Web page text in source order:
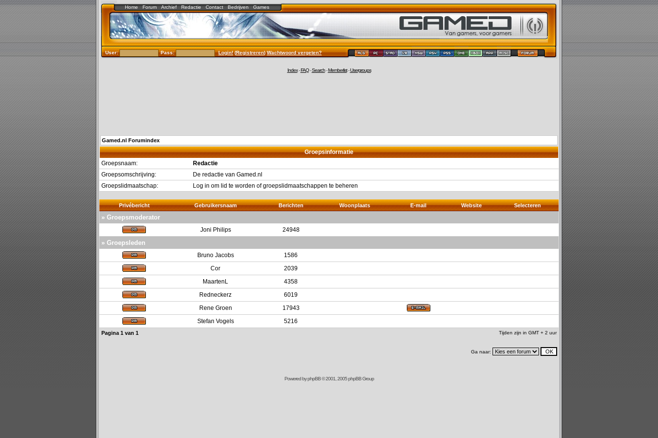
Home Forum Archief Redactie Contact Bedrijven Games
User: Pass: Login!(Registreren)Wachtwoord vergeten?
Index-FAQ-Search-Memberlist-Usergroups
Gamed.nl Forumindex
Groepsinformatie
Groepsnaam:
Redactie
Groepsomschrijving:
De redactie van Gamed.nl
Groepslidmaatschap:
Log in om lid te worden of groepslidmaatschappen te beheren
Privébericht Gebruikersnaam Berichten Woonplaats E-mail Website Selecteren
» Groepsmoderator
Joni Philips 24948
» Groepsleden
Bruno Jacobs
1586
Cor
2039
MaartenL
4358
Redneckerz
6019
Rene Groen
17943
Stefan Vogels
5216
Pagina 1 van 1 Tijden zijn in GMT + 2 uur
Ga naar:
Powered byphpBB© 2001, 2005 phpBB Group